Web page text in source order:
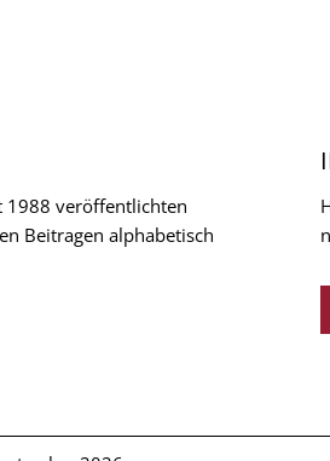
1988 veröffentlichten
Beitragen alphabetisch